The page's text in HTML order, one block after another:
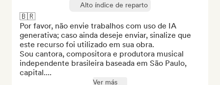
Alto índice de reparto
🇧🇷
Por favor, não envie trabalhos com uso de IA
generativa; caso ainda deseje enviar, sinalize que
este recurso foi utilizado em sua obra.
Sou cantora, compositora e produtora musical
independente brasileira baseada em São Paulo,
capital....
Ver más